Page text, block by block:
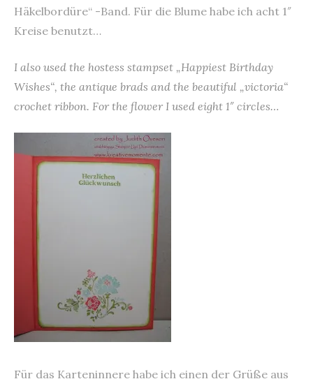
Häkelbordüre“ -Band. Für die Blume habe ich acht 1″
Kreise benutzt…
I also used the hostess stampset „Happiest Birthday
Wishes“, the antique brads and the beautiful „victoria“
crochet ribbon. For the flower I used eight 1″ circles…
Für das Karteninnere habe ich einen der Grüße aus